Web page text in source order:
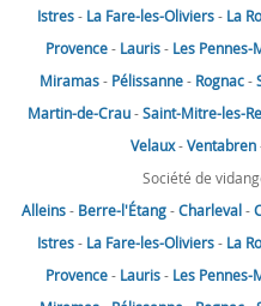
Istres- La Fare-les-Oliviers- La
Provence- Lauris- Les Pennes-
Miramas- Pélissanne- Rognac-
Martin-de-Crau-Saint-Mitre-les-
Velaux-Ventabren
Société de
Alleins- Berre-l'Étang-Charleval-
Istres- La Fare-les-Oliviers- La
Provence- Lauris- Les Pennes-